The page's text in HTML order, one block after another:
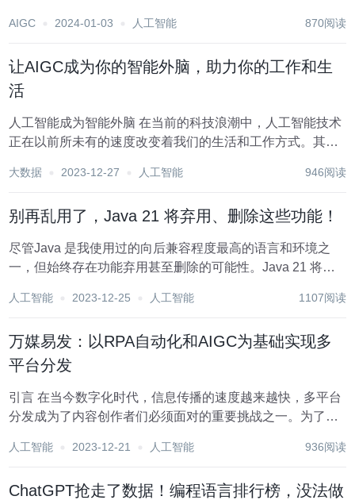
AI绘画技术，也称为人工智能绘画，是指利用人工智能技
AIGC 2024-01-03 人工智能 870阅读
让AIGC成为你的智能外脑，助力你的工作和生
活
人工智能成为智能外脑 在当前的科技浪潮中，人工智能技术
正在以前所未有的速度改变着我们的生活和工作方式。其
着这场革命。 AIGC技术是一种基于人工智能的生成式技
大数据 2023-12-27 人工智能 946阅读
别再乱用了，Java 21 将弃用、删除这些功能！
尽管Java 是我使用过的向后兼容程度最高的语言和环境之
一，但始终存在功能弃用甚至删除的可能性。Java 21 将弃
用功能？ 弃用代码或功能意味着不鼓励使用它，并且可能在
人工智能 2023-12-25 人工智能 1107阅读
万媒易发：以RPA自动化和AIGC为基础实现多
平台分发
引言 在当今数字化时代，信息传播的速度越来越快，多平台
分发成为了内容创作者们必须面对的重要挑战之一。为了解
Automation）自动化和AIGC（Artificial Intelligen...
人工智能 2023-12-21 人工智能 936阅读
ChatGPT抢走了数据！编程语言排行榜，没法做